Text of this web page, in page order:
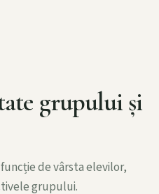
grupului și
de vârsta elevilor,
grupului.